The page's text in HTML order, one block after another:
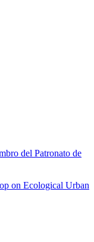
del Patronato de
on Ecological Urban